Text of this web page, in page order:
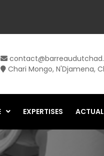
Chari Mongo, N'Djamena,
EXPERTISES